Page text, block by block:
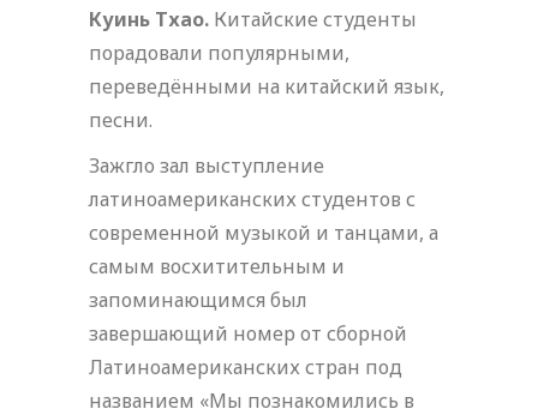
Куинь Тхао. Китайские студенты
порадовали популярными,
переведёнными на китайский язык,
песни.
Зажгло зал выступление
латиноамериканских студентов с
современной музыкой и танцами, а
самым восхитительным и
запоминающимся был
завершающий номер от сборной
Латиноамериканских стран под
названием «Мы познакомились в